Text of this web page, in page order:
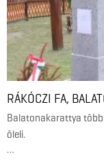
RÁKÓCZI FA,
Balatonakarattya
öleli.
…